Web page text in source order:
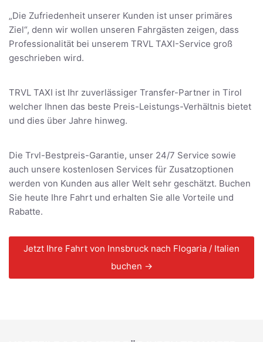
„Die Zufriedenheit unserer Kunden ist unser primäres
Ziel“, denn wir wollen unseren Fahrgästen zeigen, dass
Professionalität bei unserem TRVL TAXI-Service groß
geschrieben wird.
TRVL TAXI ist Ihr zuverlässiger Transfer-Partner in Tirol
welcher Ihnen das beste Preis-Leistungs-Verhältnis bietet
und dies über Jahre hinweg.
Die Trvl-Bestpreis-Garantie, unser 24/7 Service sowie
auch unsere kostenlosen Services für Zusatzoptionen
werden von Kunden aus aller Welt sehr geschätzt. Buchen
Sie heute Ihre Fahrt und erhalten Sie alle Vorteile und
Rabatte.
Jetzt Ihre Fahrt von Innsbruck nach Flogaria / Italien
buchen →